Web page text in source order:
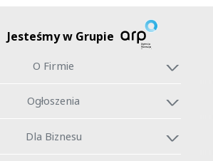
Jesteśmy w Grupie
O Firmie
Ogłoszenia
Dla Biznesu